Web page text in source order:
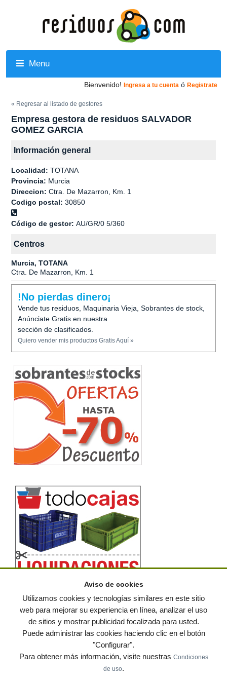
Menu
Bienvenido! Ingresa a tu cuenta ó Registrate
« Regresar al listado de gestores
Empresa gestora de residuos SALVADOR
GOMEZ GARCIA
Información general
Localidad: TOTANA
Provincia: Murcia
Direccion: Ctra. De Mazarron, Km. 1
Codigo postal: 30850
Código de gestor: AU/GR/0 5/360
Centros
Murcia, TOTANA
Ctra. De Mazarron, Km. 1
!No pierdas dinero¡
Vende tus residuos, Maquinaria Vieja, Sobrantes de stock,
Anúnciate Gratis en nuestra
sección de clasificados.
Quiero vender mis productos Gratis Aquí »
© residuos.com - Todos los derechos reservados Política de privacidad
Condiciones de uso|Contacto |Editores|Mapa web|Preguntas frecuentes|Publica
tus anuncios gratis!
Aviso de cookies
Utilizamos cookies y tecnologías similares en este sitio
web para mejorar su experiencia en línea, analizar el uso
de sitios y mostrar publicidad focalizada para usted.
Puede administrar las cookies haciendo clic en el botón
"Configurar".
Para obtener más información, visite nuestras Condiciones
de uso.